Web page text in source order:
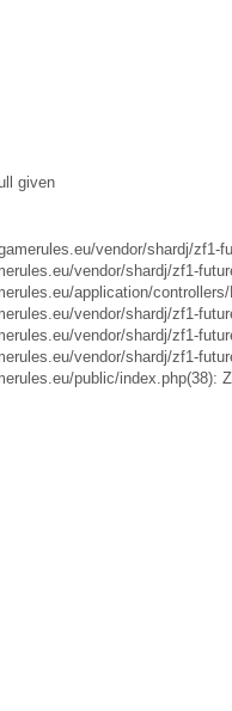
given
vendor/shardj/zf1-
vendor/shardj/zf1-
application/
vendor/shardj/zf1-
vendor/shardj/zf1-
vendor/shardj/zf1-
public/index.php(38):